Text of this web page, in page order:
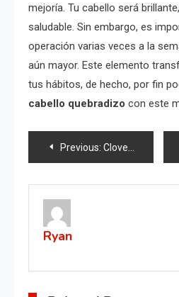
mejoría. Tu cabello será
saludable. Sin embargo, es
operación varias veces a la
aún mayor. Este elemento
tus hábitos, de hecho, por fin
cabello quebradizo con este
Post
navigation
Previous: Cloves mix Garlic, Honey and you will thank me
Ryan